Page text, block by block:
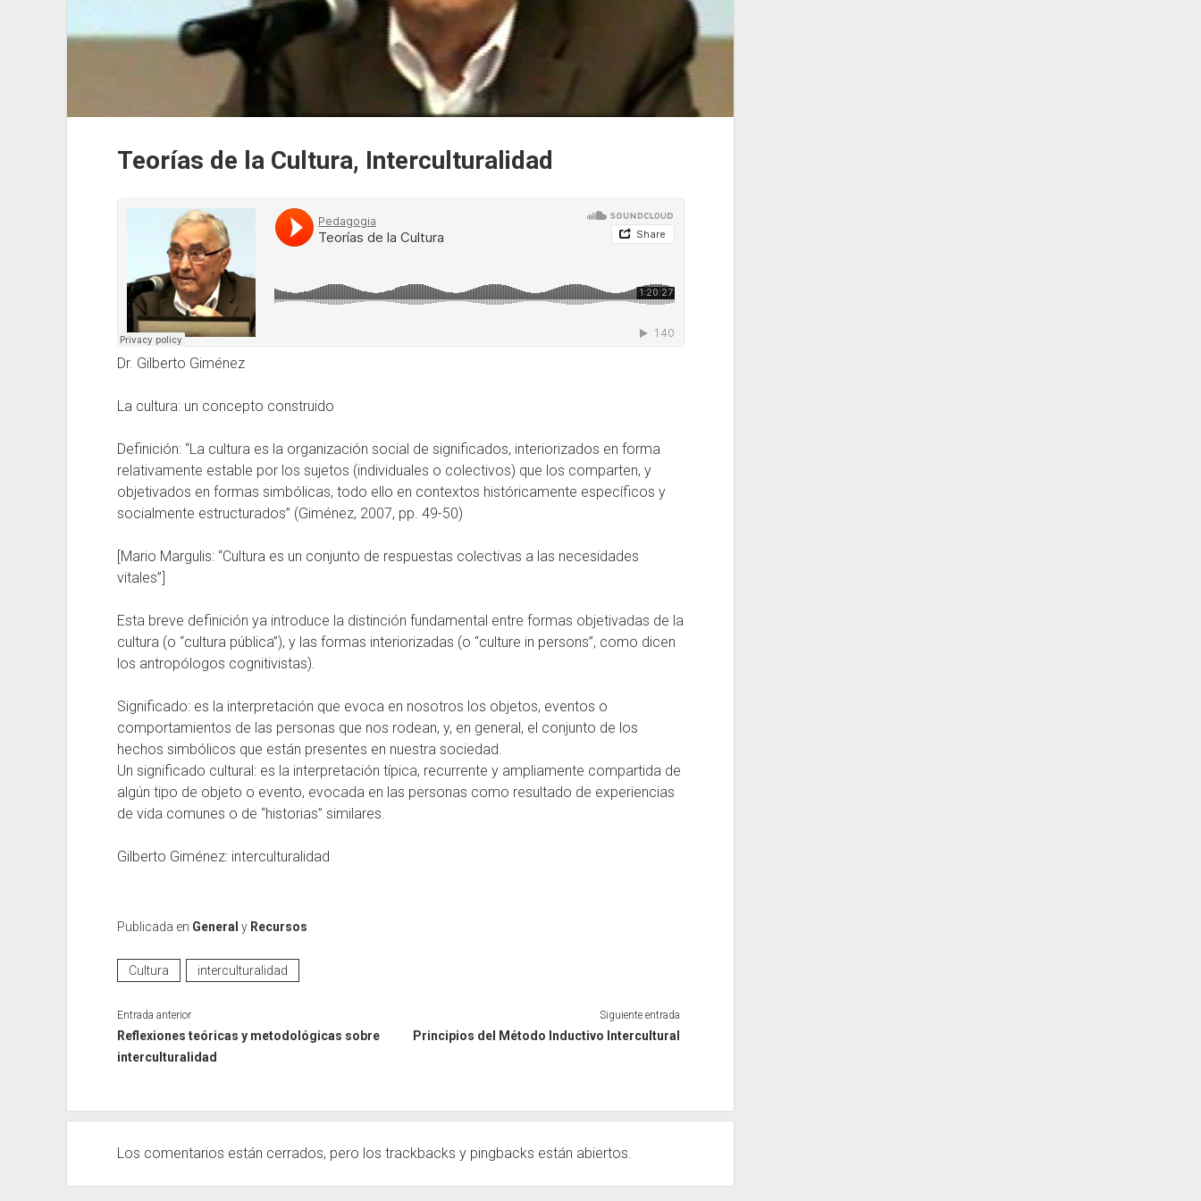
Teorías de la Cultura, Interculturalidad
Dr. Gilberto Giménez
La cultura: un concepto construido
Definición: “La cultura es la organización social de significados, interiorizados en forma
relativamente estable por los sujetos (individuales o colectivos) que los comparten, y
objetivados en formas simbólicas, todo ello en contextos históricamente específicos y
socialmente estructurados” (Giménez, 2007, pp. 49-50)
[Mario Margulis: “Cultura es un conjunto de respuestas colectivas a las necesidades
vitales”]
Esta breve definición ya introduce la distinción fundamental entre formas objetivadas de la
cultura (o “cultura pública”), y las formas interiorizadas (o “culture in persons”, como dicen
los antropólogos cognitivistas).
Significado: es la interpretación que evoca en nosotros los objetos, eventos o
comportamientos de las personas que nos rodean, y, en general, el conjunto de los
hechos simbólicos que están presentes en nuestra sociedad.
Un significado cultural: es la interpretación típica, recurrente y ampliamente compartida de
algún tipo de objeto o evento, evocada en las personas como resultado de experiencias
de vida comunes o de “historias” similares.
Gilberto Giménez: interculturalidad
Publicada en General y Recursos
Cultura interculturalidad
Entrada anterior
Reflexiones teóricas y metodológicas sobre
interculturalidad
Siguiente entrada
Principios del Método Inductivo Intercultural
Los comentarios están cerrados, pero los trackbacks y pingbacks están abiertos.